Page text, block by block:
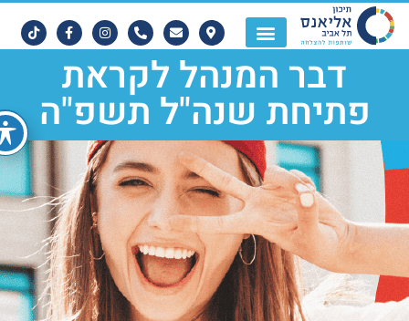
דבר המנהל לקראת
פתיחת שנה"ל תשפ"ה